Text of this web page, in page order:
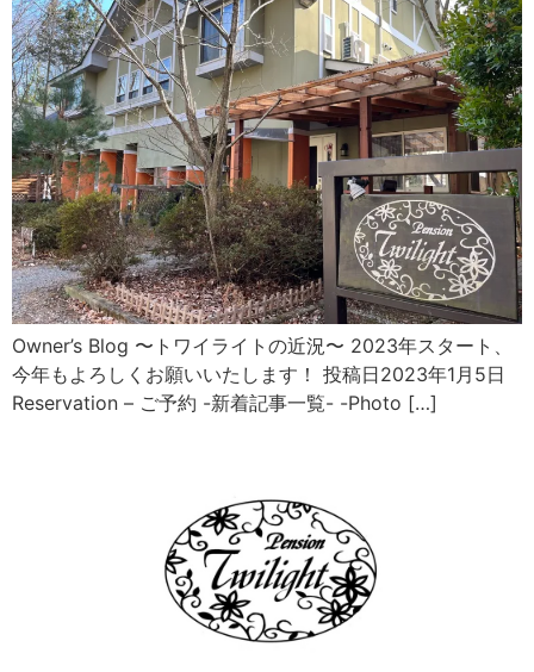
Owner’s Blog 〜トワイライトの近況〜 2023年スタート、
今年もよろしくお願いいたします！ 投稿日2023年1月5日
Reservation – ご予約 -新着記事一覧- -Photo […]